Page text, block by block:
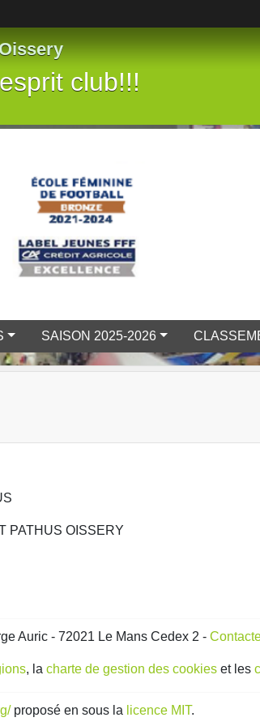
club!!!
SAISON 2025-2026
PATHUS OISSERY
Auric - 72021 Le Mans Cedex 2 -
, la charte de gestion des cookies et les
proposé en sous la licence MIT.